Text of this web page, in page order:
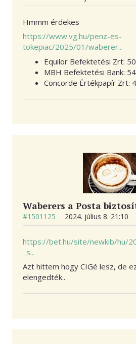
Hmmm érdekes
https://www.vg.hu/penz-es-
tokepiac/2025/01/waberer...
Equilor Befektetési Zrt:
MBH Befektetési Bank:
Concorde Értékpapír Zrt:
Waberers a Posta
#1501125 2024. július 8. 21:10
https://bet.hu/site/newkib/hu/
_s...
Azt hittem hogy CIGé lesz, de
elengedték..